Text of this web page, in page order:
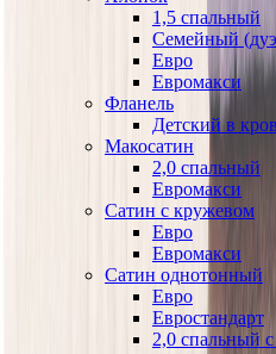
1,5 спальный
Семейный
Евро
Евромакси
Фланель
Детский в
Макосатин
2,0 спальный
Евромакси
Сатин с кружевом
Евро
Евромакси
Сатин однотонный
Евро
Евростандарт
2,0 спальный